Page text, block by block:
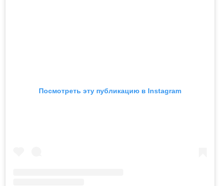
Посмотреть эту публикацию в Instagram